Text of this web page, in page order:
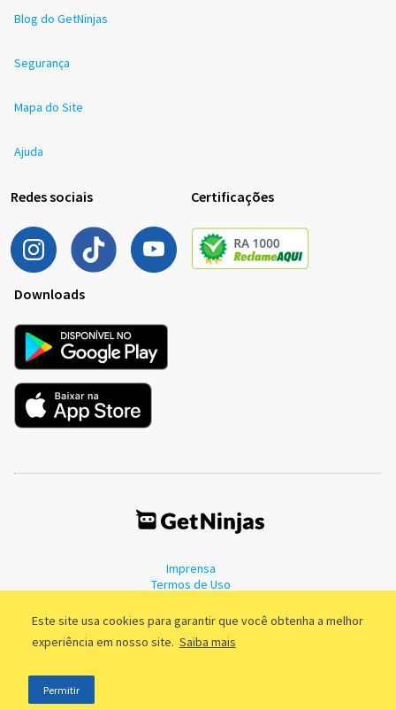
Este site usa cookies para garantir que você obtenha a melhor
experiência em nosso site. Saiba mais
Permitir
Blog do GetNinjas
Segurança
Mapa do Site
Ajuda
Redes sociais Certificações
Downloads
Imprensa
Termos de Uso
©2011 - 2026, GetNinjas LTDA. CNPJ 55.744.877/0001-89 - Rua Dr.
Fernandes Coelho, 85 - 3º andar - São Paulo/SP - Brasil